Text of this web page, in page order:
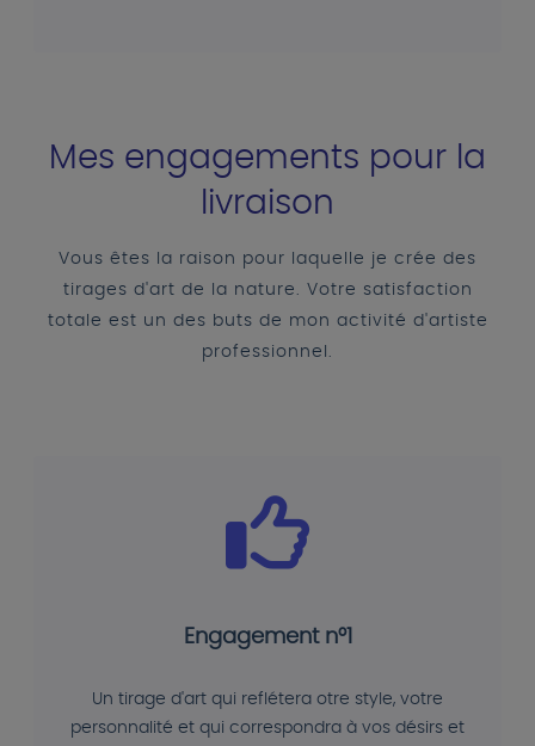
Mes engagements pour la
livraison
Vous êtes la raison pour laquelle je crée des
tirages d'art de la nature. Votre satisfaction
totale est un des buts de mon activité d'artiste
professionnel.
Engagement n°1
Un tirage d'art qui reflétera otre style, votre
personnalité et qui correspondra à vos désirs et